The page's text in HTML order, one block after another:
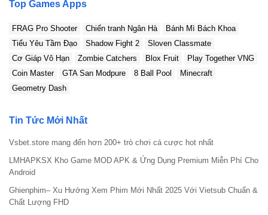
Top Games Apps
FRAG Pro Shooter Chiến tranh Ngân Hà
Bánh Mì Bách Khoa
Tiểu Yêu Tầm Đạo
Shadow Fight 2
Sloven Classmate
Cơ Giáp Vô Hạn
Zombie Catchers Blox Fruit
Play Together VNG
Coin Master
GTA San Modpure 8 Ball Pool
Minecraft
Geometry Dash
Tin Tức Mới Nhất
Vsbet.store mang đến hơn 200+ trò chơi cá cược hot nhất
LMHAPKSX Kho Game MOD APK & Ứng Dụng Premium Miễn Phí Cho
Android
Ghienphim– Xu Hướng Xem Phim Mới Nhất 2025 Với Vietsub Chuẩn &
Chất Lượng FHD